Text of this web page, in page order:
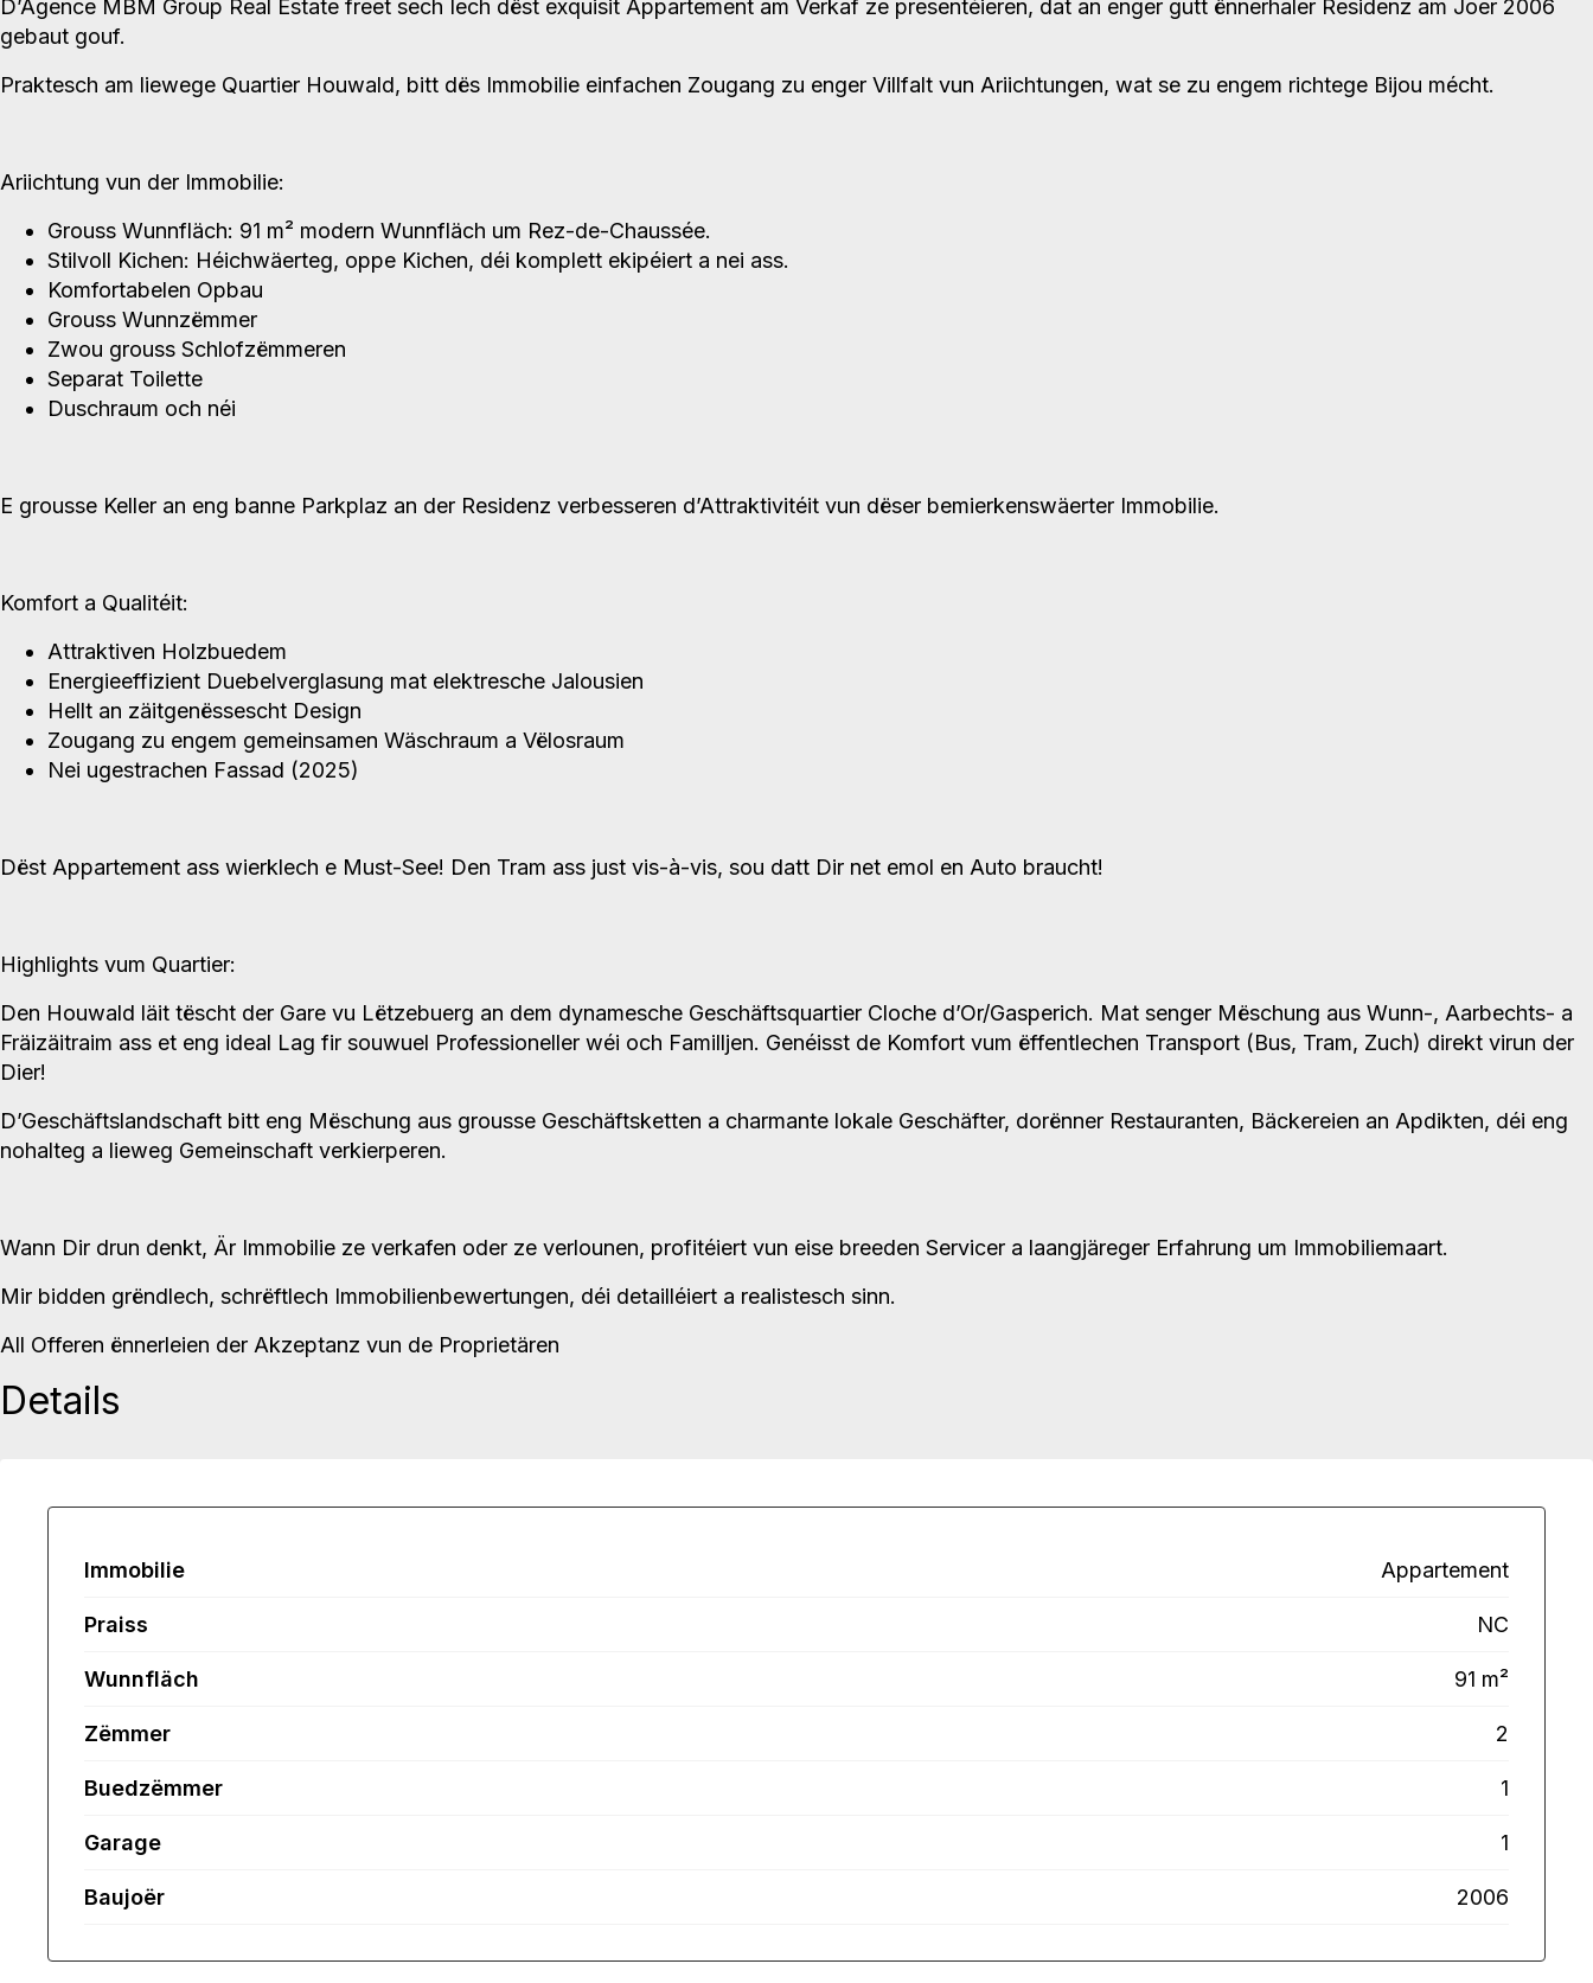
D’Agence MBM Group Real Estate freet sech Iech dëst exquisit Appartement am Verkaf ze presentéieren, dat an enger gutt ënnerhaler Residenz am Joer 2006
gebaut gouf.
Praktesch am liewege Quartier Houwald, bitt dës Immobilie einfachen Zougang zu enger Villfalt vun Ariichtungen, wat se zu engem richtege Bijou mécht.
Ariichtung vun der Immobilie:
Grouss Wunnfläch: 91 m² modern Wunnfläch um Rez-de-Chaussée.
Stilvoll Kichen: Héichwäerteg, oppe Kichen, déi komplett ekipéiert a nei ass.
Komfortabelen Opbau
Grouss Wunnzëmmer
Zwou grouss Schlofzëmmeren
Separat Toilette
Duschraum och néi
E grousse Keller an eng banne Parkplaz an der Residenz verbesseren d’Attraktivitéit vun dëser bemierkenswäerter Immobilie.
Komfort a Qualitéit:
Attraktiven Holzbuedem
Energieeffizient Duebelverglasung mat elektresche Jalousien
Hellt an zäitgenëssescht Design
Zougang zu engem gemeinsamen Wäschraum a Vëlosraum
Nei ugestrachen Fassad (2025)
Dëst Appartement ass wierklech e Must-See! Den Tram ass just vis-à-vis, sou datt Dir net emol en Auto braucht!
Highlights vum Quartier:
Den Houwald läit tëscht der Gare vu Lëtzebuerg an dem dynamesche Geschäftsquartier Cloche d’Or/Gasperich. Mat senger Mëschung aus Wunn-, Aarbechts- a
Fräizäitraim ass et eng ideal Lag fir souwuel Professioneller wéi och Familljen. Genéisst de Komfort vum ëffentlechen Transport (Bus, Tram, Zuch) direkt virun der
Dier!
D’Geschäftslandschaft bitt eng Mëschung aus grousse Geschäftsketten a charmante lokale Geschäfter, dorënner Restauranten, Bäckereien an Apdikten, déi eng
nohalteg a lieweg Gemeinschaft verkierperen.
Wann Dir drun denkt, Är Immobilie ze verkafen oder ze verlounen, profitéiert vun eise breeden Servicer a laangjäreger Erfahrung um Immobiliemaart.
Mir bidden grëndlech, schrëftlech Immobilienbewertungen, déi detailléiert a realistesch sinn.
All Offeren ënnerleien der Akzeptanz vun de Proprietären
Details
Immobilie Appartement
Praiss NC
Wunnfläch 91 m²
Zëmmer 2
Buedzëmmer 1
Garage 1
Baujoër 2006